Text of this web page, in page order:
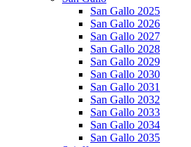
San Gallo 2025
San Gallo 2026
San Gallo 2027
San Gallo 2028
San Gallo 2029
San Gallo 2030
San Gallo 2031
San Gallo 2032
San Gallo 2033
San Gallo 2034
San Gallo 2035